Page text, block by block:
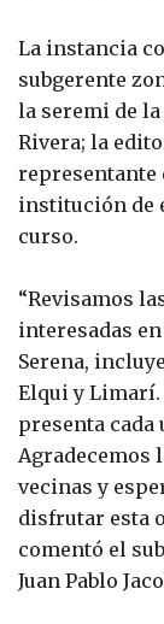
La instancia
subgerente
la seremi de la
Rivera; la
representante
institución de
curso.
“Revisamos
interesadas
Serena,
Elqui y Limarí.
presenta cada
Agradecemos
vecinas y
disfrutar esta
comentó el
Juan Pablo